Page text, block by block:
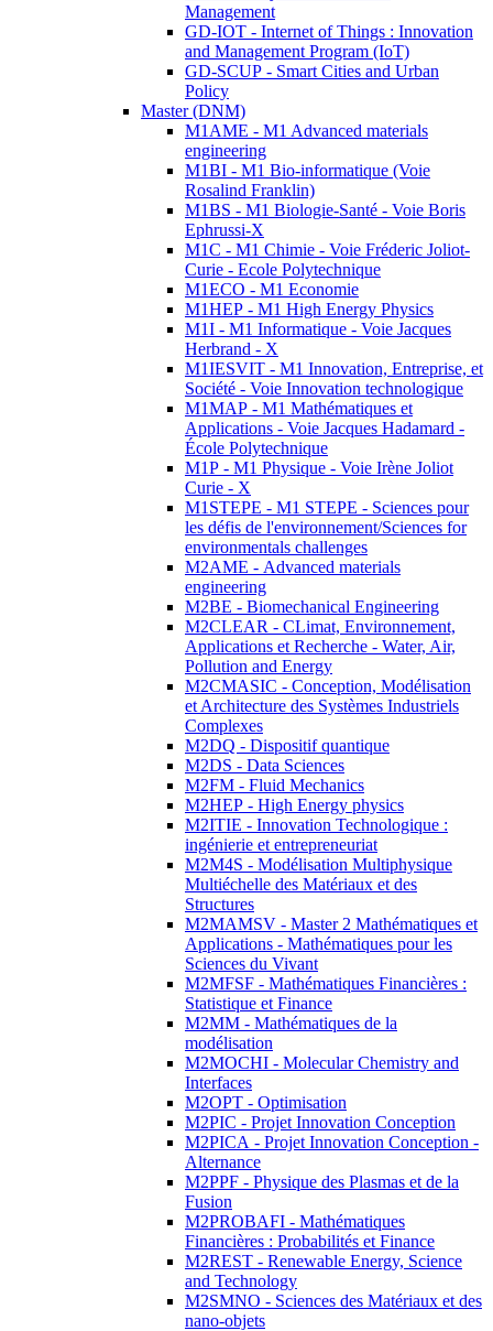
Management
GD-IOT - Internet of Things : Innovation
and Management Program (IoT)
GD-SCUP - Smart Cities and Urban
Policy
Master (DNM)
M1AME - M1 Advanced materials
engineering
M1BI - M1 Bio-informatique (Voie
Rosalind Franklin)
M1BS - M1 Biologie-Santé - Voie Boris
Ephrussi-X
M1C - M1 Chimie - Voie Fréderic Joliot-
Curie - Ecole Polytechnique
M1ECO - M1 Economie
M1HEP - M1 High Energy Physics
M1I - M1 Informatique - Voie Jacques
Herbrand - X
M1IESVIT - M1 Innovation, Entreprise, et
Société - Voie Innovation technologique
M1MAP - M1 Mathématiques et
Applications - Voie Jacques Hadamard -
École Polytechnique
M1P - M1 Physique - Voie Irène Joliot
Curie - X
M1STEPE - M1 STEPE - Sciences pour
les défis de l'environnement/Sciences for
environmentals challenges
M2AME - Advanced materials
engineering
M2BE - Biomechanical Engineering
M2CLEAR - CLimat, Environnement,
Applications et Recherche - Water, Air,
Pollution and Energy
M2CMASIC - Conception, Modélisation
et Architecture des Systèmes Industriels
Complexes
M2DQ - Dispositif quantique
M2DS - Data Sciences
M2FM - Fluid Mechanics
M2HEP - High Energy physics
M2ITIE - Innovation Technologique :
ingénierie et entrepreneuriat
M2M4S - Modélisation Multiphysique
Multiéchelle des Matériaux et des
Structures
M2MAMSV - Master 2 Mathématiques et
Applications - Mathématiques pour les
Sciences du Vivant
M2MFSF - Mathématiques Financières :
Statistique et Finance
M2MM - Mathématiques de la
modélisation
M2MOCHI - Molecular Chemistry and
Interfaces
M2OPT - Optimisation
M2PIC - Projet Innovation Conception
M2PICA - Projet Innovation Conception -
Alternance
M2PPF - Physique des Plasmas et de la
Fusion
M2PROBAFI - Mathématiques
Financières : Probabilités et Finance
M2REST - Renewable Energy, Science
and Technology
M2SMNO - Sciences des Matériaux et des
nano-objets